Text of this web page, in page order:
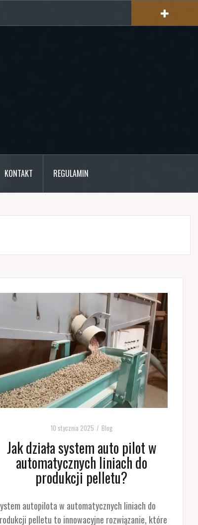
KONTAKT REGULAMIN
10 stycznia 2025 Blog
Jak działa system auto pilot w
automatycznych liniach do
produkcji pelletu?
autopilota w automatycznych liniach do
pelletu to innowacyjne rozwiązanie, które